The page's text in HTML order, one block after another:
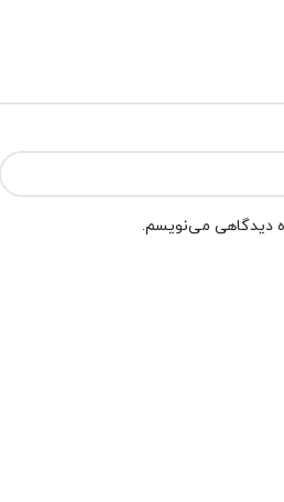
دیدگاهی می‌نویسم.